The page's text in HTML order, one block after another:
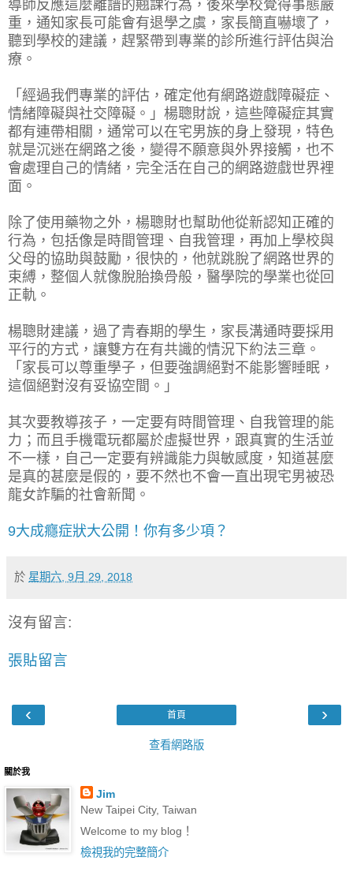
導師反應這麼離譜的翹課行為，後來學校覺得事態嚴
重，通知家長可能會有退學之虞，家長簡直嚇壞了，
聽到學校的建議，趕緊帶到專業的診所進行評估與治
療。
「經過我們專業的評估，確定他有網路遊戲障礙症、
情緒障礙與社交障礙。」楊聰財說，這些障礙症其實
都有連帶相關，通常可以在宅男族的身上發現，特色
就是沉迷在網路之後，變得不願意與外界接觸，也不
會處理自己的情緒，完全活在自己的網路遊戲世界裡
面。
除了使用藥物之外，楊聰財也幫助他從新認知正確的
行為，包括像是時間管理、自我管理，再加上學校與
父母的協助與鼓勵，很快的，他就跳脫了網路世界的
束縛，整個人就像脫胎換骨般，醫學院的學業也從回
正軌。
楊聰財建議，過了青春期的學生，家長溝通時要採用
平行的方式，讓雙方在有共識的情況下約法三章。
「家長可以尊重學子，但要強調絕對不能影響睡眠，
這個絕對沒有妥協空間。」
其次要教導孩子，一定要有時間管理、自我管理的能
力；而且手機電玩都屬於虛擬世界，跟真實的生活並
不一樣，自己一定要有辨識能力與敏感度，知道甚麼
是真的甚麼是假的，要不然也不會一直出現宅男被恐
龍女詐騙的社會新聞。
9大成癮症狀大公開！你有多少項？
於 星期六, 9月 29, 2018
沒有留言:
張貼留言
‹ ›
首頁
查看網路版
關於我
Jim
New Taipei City, Taiwan
Welcome to my blog！
檢視我的完整簡介